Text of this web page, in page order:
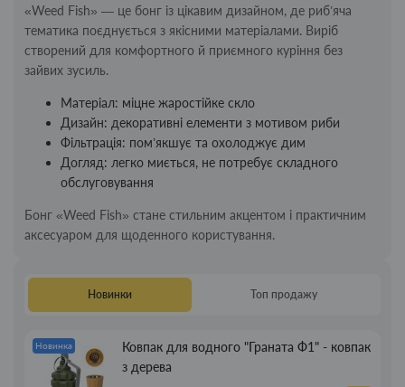
«Weed Fish» — це бонг із цікавим дизайном, де риб’яча
тематика поєднується з якісними матеріалами. Виріб
створений для комфортного й приємного куріння без
зайвих зусиль.
Матеріал: міцне жаростійке скло
Дизайн: декоративні елементи з мотивом риби
Фільтрація: пом’якшує та охолоджує дим
Догляд: легко миється, не потребує складного
обслуговування
Бонг «Weed Fish» стане стильним акцентом і практичним
аксесуаром для щоденного користування.
Новинки Топ продажу
Новинка
Ковпак для водного "Граната Ф1" - ковпак
з дерева